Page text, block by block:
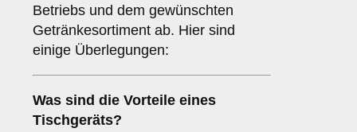
Betriebs und dem gewünschten
Getränkesortiment ab. Hier sind
einige Überlegungen:
Was sind die Vorteile eines
Tischgeräts?